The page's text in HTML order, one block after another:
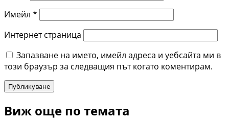
Имейл *
Интернет страница
Запазване на името, имейл адреса и уебсайта ми в
този браузър за следващия път когато коментирам.
Виж още по темата